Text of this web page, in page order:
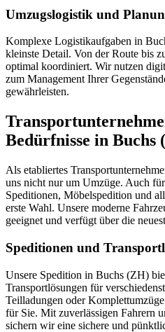
Umzugslogistik und
Komplexe Logistikaufgaben in
kleinste Detail. Von der Route bis
optimal koordiniert. Wir nutzen
zum Management Ihrer
gewährleisten.
Bedürfnisse in Buchs
Als etabliertes
uns nicht nur um Umzüge. Auch
Speditionen, Möbelspedition und
erste Wahl. Unsere moderne
geeignet und verfügt über die
Speditionen und
Unsere Spedition in Buchs (ZH)
Transportlösungen für
Teilladungen oder
für Sie. Mit zuverlässigen Fahrern
sichern wir eine sichere und